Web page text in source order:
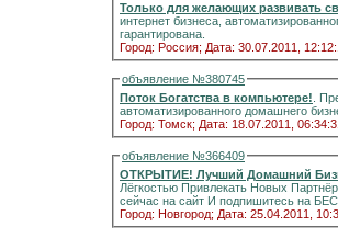
Только для желающих развивать
интернет бизнеса,
гарантирована.
Город: Россия; Дата: 30.07.2011,
объявление №380745
Поток Богатства в компьютере! .
автоматизированного домашнего
Город: Томск; Дата: 18.07.2011,
объявление №366409
ОТКРЫТИЕ! Лучший Домашний
Лёгкостью Привлекать Новых Партнёров
сейчас на сайт И
Город: Новгород; Дата: 25.04.2011,